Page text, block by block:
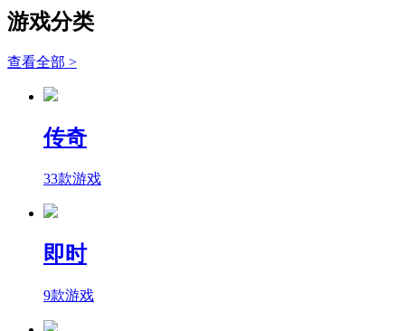
游戏分类
查看全部 >
传奇
33款游戏
即时
9款游戏